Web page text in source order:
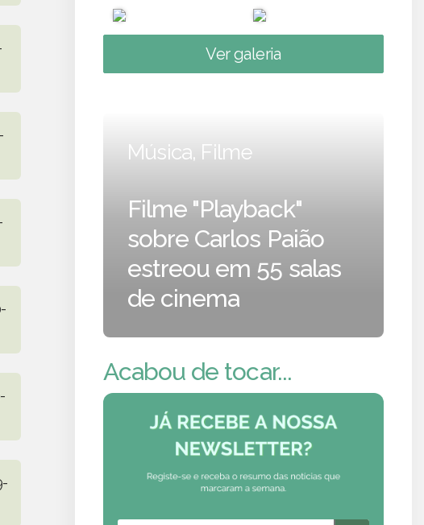
Ver galeria
Música, Filme
Filme "Playback"
sobre Carlos Paião
estreou em 55 salas
de cinema
Acabou de tocar...